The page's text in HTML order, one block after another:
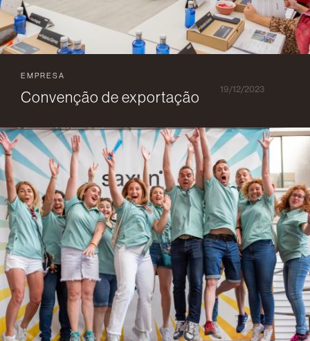
EMPRESA
Convenção de exportação 19/12/2023